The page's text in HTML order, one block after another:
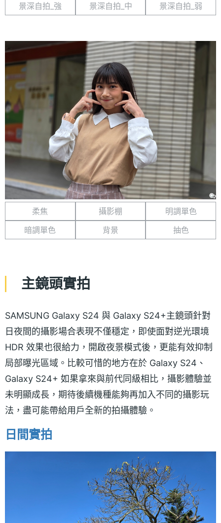
景深自拍_強 景深自拍_中 景深自拍_弱
柔焦 攝影棚
明調單色
暗調單色
背景 抽色
主鏡頭實拍
SAMSUNG Galaxy S24 與 Galaxy S24+主鏡頭針對
日夜間的攝影場合表現不僅穩定，即使面對逆光環境
HDR 效果也很給力，開啟夜景模式後，更能有效抑制
局部曝光區域。比較可惜的地方在於 Galaxy S24、
Galaxy S24+ 如果拿來與前代同級相比，攝影體驗並
未明顯成長，期待後續機種能夠再加入不同的攝影玩
法，盡可能帶給用戶全新的拍攝體驗。
日間實拍